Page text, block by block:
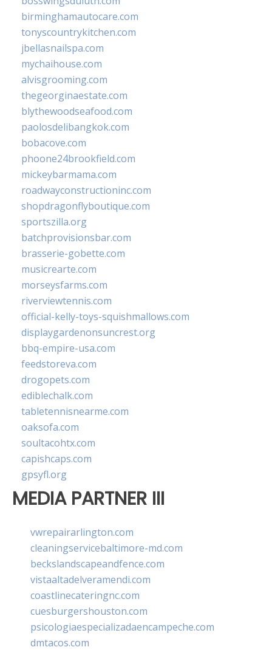
birminghamautocare.com
tonyscountrykitchen.com
jbellasnailspa.com
mychaihouse.com
alvisgrooming.com
thegeorginaestate.com
blythewoodseafood.com
paolosdelibangkok.com
bobacove.com
phoone24brookfield.com
mickeybarmama.com
roadwayconstructioninc.com
shopdragonflyboutique.com
sportszilla.org
batchprovisionsbar.com
brasserie-gobette.com
musicrearte.com
morseysfarms.com
riverviewtennis.com
official-kelly-toys-squishmallows.com
displaygardenonsuncrest.org
bbq-empire-usa.com
feedstoreva.com
drogopets.com
ediblechalk.com
tabletennisnearme.com
oaksofa.com
soultacohtx.com
capishcaps.com
gpsyfl.org
MEDIA PARTNER III
vwrepairarlington.com
cleaningservicebaltimore-md.com
beckslandscapeandfence.com
vistaaltadelveramendi.com
coastlinecateringnc.com
cuesburgershouston.com
psicologiaespecializadaencampeche.com
dmtacos.com